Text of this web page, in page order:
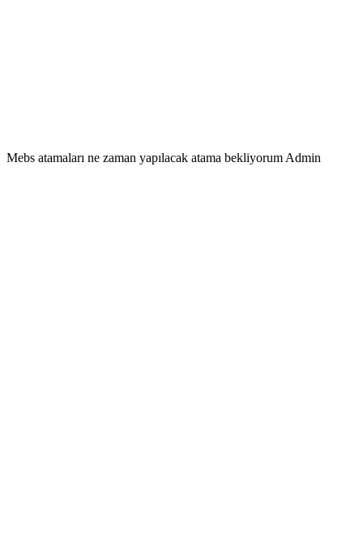
Mebs atamaları ne zaman yapılacak atama bekliyorum Admin